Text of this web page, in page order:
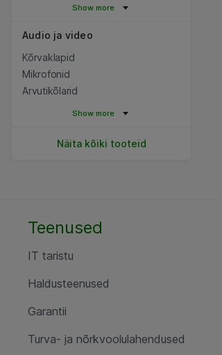
Show more
Audio ja video
Kõrvaklapid
Mikrofonid
Arvutikõlarid
Show more
Näita kõiki tooteid
Teenused
IT taristu
Haldusteenused
Garantii
Turva- ja nõrkvoolulahendused